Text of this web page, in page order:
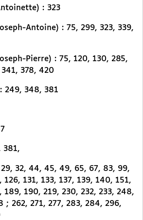
: 323
Antoine) : 75, 299, 323, 339,
Pierre) : 75, 120, 130, 285,
341, 378, 420
249, 348, 381
381,
32, 44, 45, 49, 65, 67, 83, 99,
131, 133, 137, 139, 140, 151,
189, 190, 219, 230, 232, 233, 248,
; 262, 271, 277, 283, 284, 296,